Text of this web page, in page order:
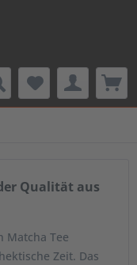
Qualität aus
Matcha Tee
Zeit. Das